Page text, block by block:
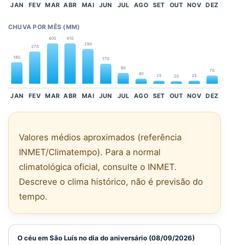
JAN FEV MAR ABR MAI JUN JUL AGO SET OUT NOV DEZ
CHUVA POR MÊS (MM)
180
270
400
410
290
170
90
40
25 20 25
70
JAN FEV MAR ABR MAI JUN JUL AGO SET OUT NOV DEZ
Valores médios aproximados (referência
INMET/Climatempo). Para a normal
climatológica oficial, consulte o INMET.
Descreve o clima histórico, não é previsão do
tempo.
O céu em São Luís no dia do aniversário (08/09/2026)